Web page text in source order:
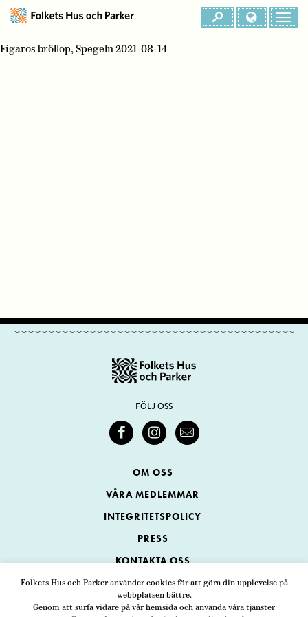
Folkets Hus och Parker använder cookies för att göra din upplevelse på
webbplatsen bättre.
Genom att surfa vidare på vår hemsida och använda våra tjänster
Figaros bröllop, Spegeln 2021-08-14
FÖLJ OSS
OM OSS
VÅRA MEDLEMMAR
INTEGRITETSPOLICY
PRESS
KONTAKTA OSS
Folkets Hus och Parker